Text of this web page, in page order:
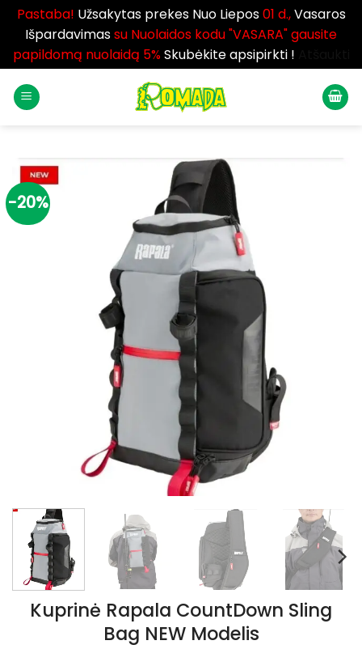
Pastaba! Užsakytas prekes Nuo Liepos01 d.,Vasaros
Išpardavimassu Nuolaidos kodu "VASARA" gausite
papildomą nuolaidą 5%Skubėkite apsipirkti !
-20%
Kuprinė Rapala CountDown Sling
Bag NEW Modelis